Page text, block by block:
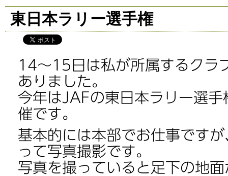
東日本ラリー選手権
14～15日は私が所属するクラ
ありました。
今年はJAFの東日本ラリー選
催です。
基本的には本部でお仕事です
って写真撮影です。
写真を撮っていると足下の地